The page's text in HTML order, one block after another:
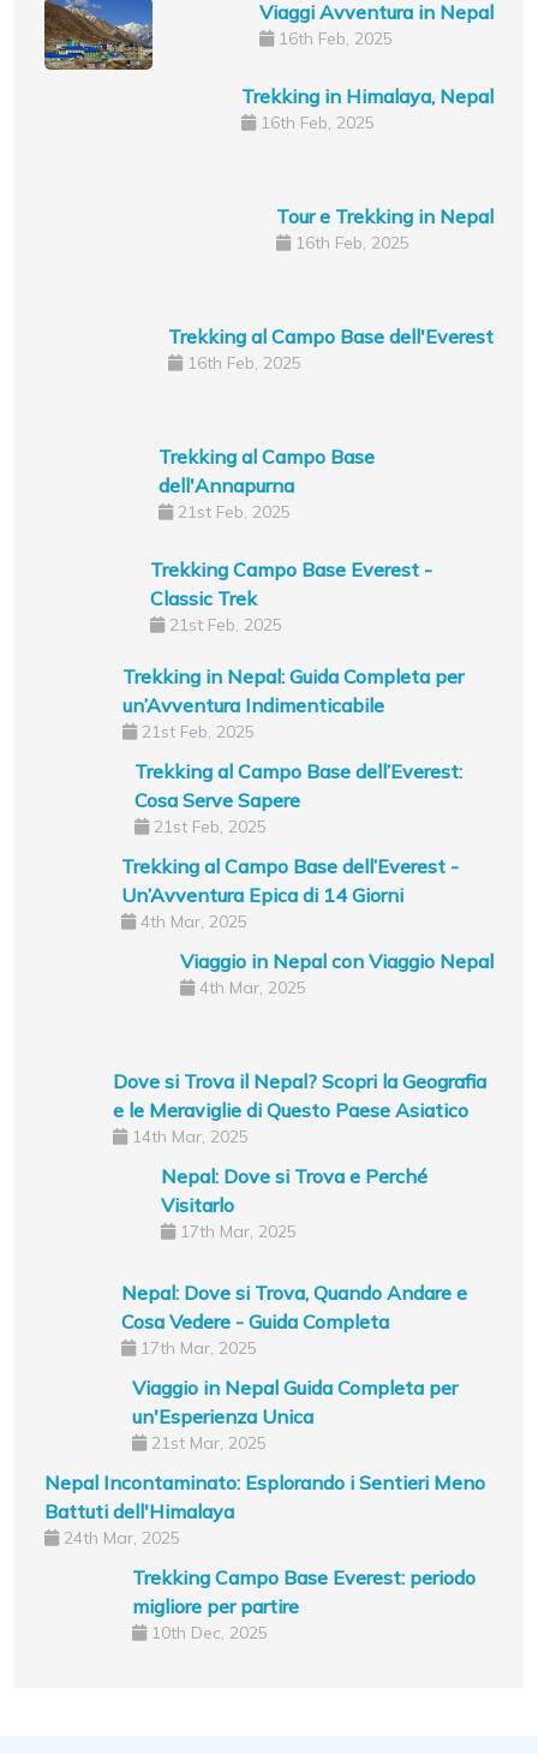
Viaggi Avventura in Nepal
16th Feb, 2025
Trekking in Himalaya, Nepal
16th Feb, 2025
Tour e Trekking in Nepal
16th Feb, 2025
Trekking al Campo Base dell'Everest
16th Feb, 2025
Trekking al Campo Base
dell'Annapurna
21st Feb, 2025
Trekking Campo Base Everest -
Classic Trek
21st Feb, 2025
Trekking in Nepal: Guida Completa per
un’Avventura Indimenticabile
21st Feb, 2025
Trekking al Campo Base dell’Everest:
Cosa Serve Sapere
21st Feb, 2025
Trekking al Campo Base dell’Everest -
Un’Avventura Epica di 14 Giorni
4th Mar, 2025
Viaggio in Nepal con Viaggio Nepal
4th Mar, 2025
Dove si Trova il Nepal? Scopri la Geografia
e le Meraviglie di Questo Paese Asiatico
14th Mar, 2025
Nepal: Dove si Trova e Perché
Visitarlo
17th Mar, 2025
Nepal: Dove si Trova, Quando Andare e
Cosa Vedere - Guida Completa
17th Mar, 2025
Viaggio in Nepal Guida Completa per
un'Esperienza Unica
21st Mar, 2025
Nepal Incontaminato: Esplorando i Sentieri Meno
Battuti dell'Himalaya
24th Mar, 2025
Trekking Campo Base Everest: periodo
migliore per partire
10th Dec, 2025